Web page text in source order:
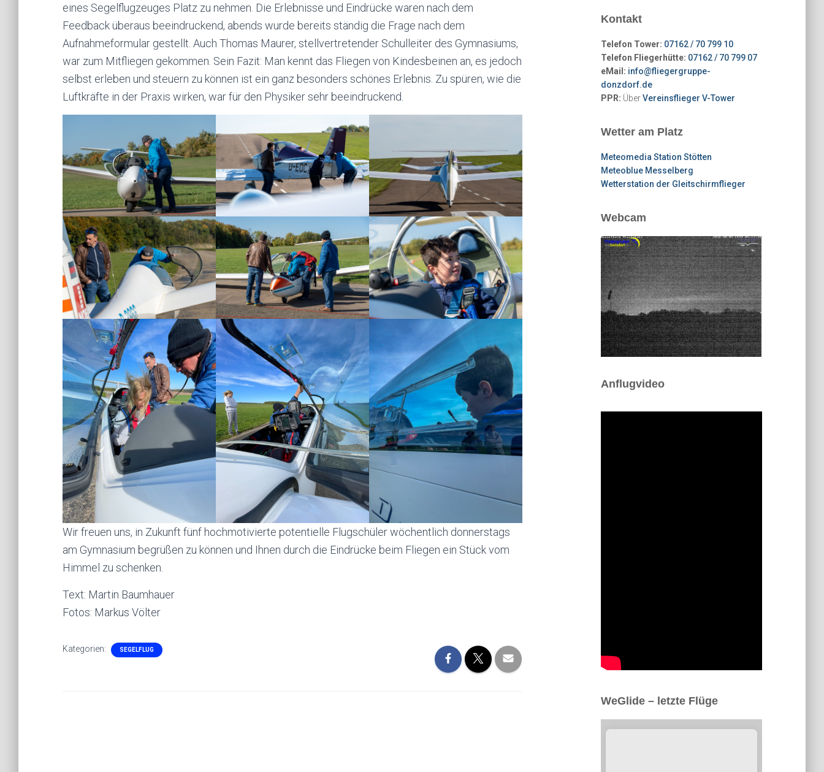
eines Segelflugzeuges Platz zu nehmen. Die Erlebnisse und Eindrücke waren nach dem
Feedback überaus beeindruckend, abends wurde bereits ständig die Frage nach dem
Aufnahmeformular gestellt. Auch Thomas Maurer, stellvertretender Schulleiter des Gymnasiums,
war zum Mitfliegen gekommen. Sein Fazit: Man kennt das Fliegen von Kindesbeinen an, es jedoch
selbst erleben und steuern zu können ist ein ganz besonders schönes Erlebnis. Zu spüren, wie die
Luftkräfte in der Praxis wirken, war für den Physiker sehr beeindruckend.
Wir freuen uns, in Zukunft fünf hochmotivierte potentielle Flugschüler wöchentlich donnerstags
am Gymnasium begrüßen zu können und Ihnen durch die Eindrücke beim Fliegen ein Stück vom
Himmel zu schenken.
Text: Martin Baumhauer
Fotos: Markus Völter
Kategorien: SEGELFLUG
Kontakt
Telefon Tower: 07162 / 70 799 10
Telefon Fliegerhütte: 07162 / 70 799 07
eMail: info@fliegergruppe-
donzdorf.de
PPR: ÜberVereinsflieger V-Tower
Wetter am Platz
Meteomedia Station Stötten
Meteoblue Messelberg
Wetterstation der Gleitschirmflieger
Webcam
Anflugvideo
WeGlide – letzte Flüge